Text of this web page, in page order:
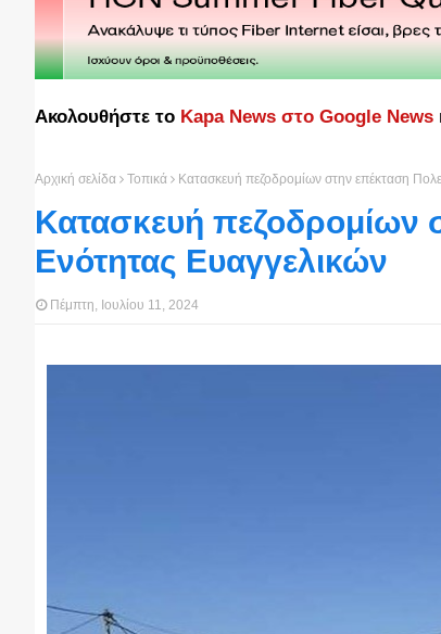
Ακολουθήστε το Kapa News στο Google News
Αρχική σελίδα Τοπικά Κατασκευή πεζοδρομίων στην επέκταση
Κατασκευή πεζοδρομίων
Ενότητας Ευαγγελικών
Πέμπτη, Ιουλίου 11, 2024